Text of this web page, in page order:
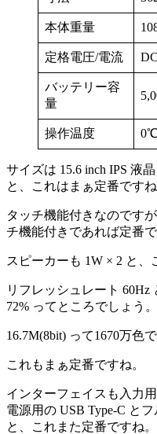
本体重量
定格電圧/電流
バッテリー容
量
操作温度
サイズは 15.6 inch IPS 液
と、これはまぁ定番ですね
タッチ機能付きなのです
チ機能付きであれば定番で
スピーカーも 1W × 2 と、
リフレッシュレート 60Hz
72% ってところでしょう。
16.7M(8bit) って1670万色で
これもまぁ定番ですね。
インターフェイスも入力
電源用の USB Type-C と
と、これまた定番ですね。